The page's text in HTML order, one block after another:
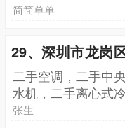
简简单单
29、深圳市龙岗
二手空调，二手中
水机，二手离心式
张生